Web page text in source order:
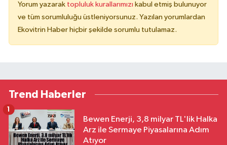
Yorum yazarak topluluk kurallarımızı kabul etmiş bulunuyor
ve tüm sorumluluğu üstleniyorsunuz. Yazılan yorumlardan
Ekovitrin Haber hiçbir şekilde sorumlu tutulamaz.
Trend Haberler
Bewen Enerji, 3,8 milyar TL'lik Halka
Arz ile Sermaye Piyasalarına Adım
Atıyor
1